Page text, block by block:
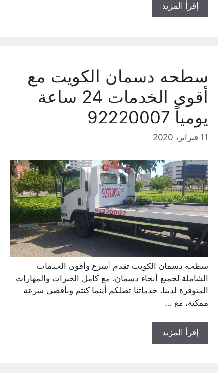
إقرأ المزيد
سطحه دسمان الكويت مع
أقوى الخدمات 24 ساعة
يومياً 92220007
سطحه دسمان الكويت تقدم أسرع وأقوى الخدمات
الشاملة لجميع أنحاء دسمان، مع كامل الخبرات والمهارات
المتوفرة لدينا. خدماتنا تصلكم أينما كنتم وبأقصى سرعة
ممكنة، مع …
إقرأ المزيد